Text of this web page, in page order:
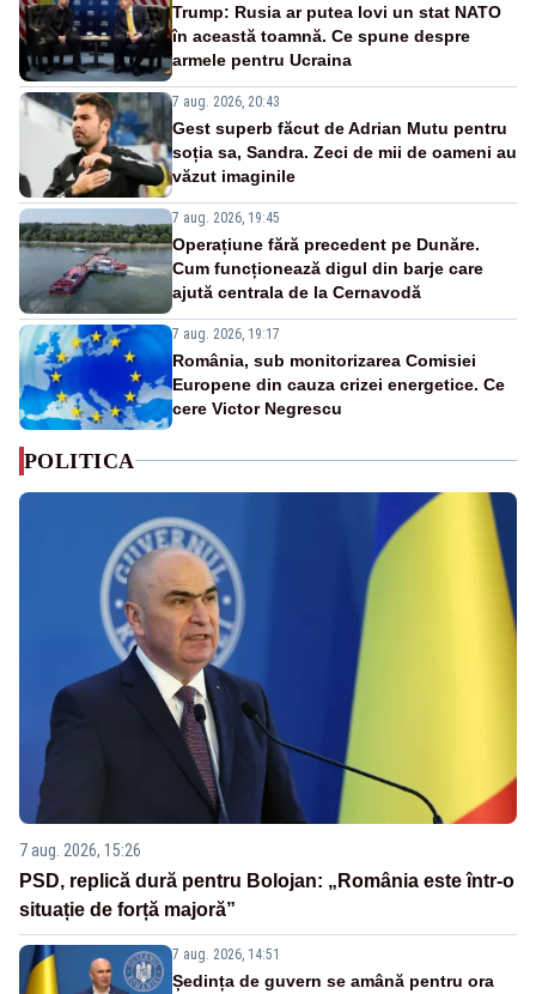
Trump: Rusia ar putea lovi un stat NATO
în această toamnă. Ce spune despre
armele pentru Ucraina
7 aug. 2026, 20:43
Gest superb făcut de Adrian Mutu pentru
soția sa, Sandra. Zeci de mii de oameni au
văzut imaginile
7 aug. 2026, 19:45
Operațiune fără precedent pe Dunăre.
Cum funcționează digul din barje care
ajută centrala de la Cernavodă
7 aug. 2026, 19:17
România, sub monitorizarea Comisiei
Europene din cauza crizei energetice. Ce
cere Victor Negrescu
POLITICA
7 aug. 2026, 15:26
PSD, replică dură pentru Bolojan: „România este într-o
situație de forță majoră”
7 aug. 2026, 14:51
Ședința de guvern se amână pentru ora